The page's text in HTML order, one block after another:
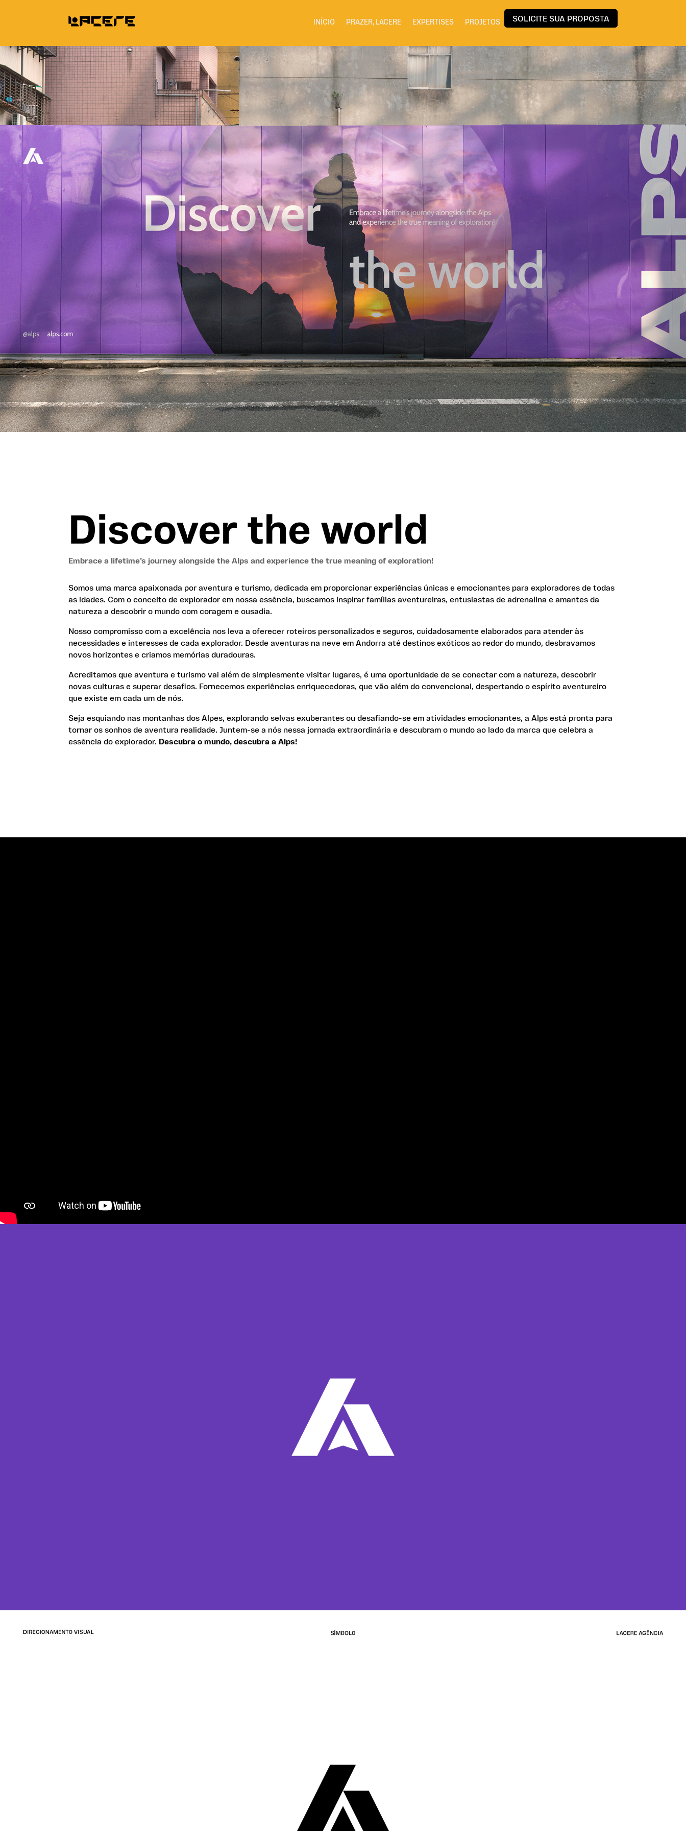
INÍCIO PRAZER, LACERE EXPERTISES PROJETOS SOLICITE SUA PROPOSTA
Discover the world
Embrace a lifetime’s journey alongside the Alps and experience the true meaning of exploration!
Somos uma marca apaixonada por aventura e turismo, dedicada em proporcionar experiências únicas e emocionantes para exploradores de todas
as idades. Com o conceito de explorador em nossa essência, buscamos inspirar famílias aventureiras, entusiastas de adrenalina e amantes da
natureza a descobrir o mundo com coragem e ousadia.
Nosso compromisso com a excelência nos leva a oferecer roteiros personalizados e seguros, cuidadosamente elaborados para atender às
necessidades e interesses de cada explorador. Desde aventuras na neve em Andorra até destinos exóticos ao redor do mundo, desbravamos
novos horizontes e criamos memórias duradouras.
Acreditamos que aventura e turismo vai além de simplesmente visitar lugares, é uma oportunidade de se conectar com a natureza, descobrir
novas culturas e superar desafios. Fornecemos experiências enriquecedoras, que vão além do convencional, despertando o espírito aventureiro
que existe em cada um de nós.
Seja esquiando nas montanhas dos Alpes, explorando selvas exuberantes ou desafiando-se em atividades emocionantes, a Alps está pronta para
tornar os sonhos de aventura realidade. Juntem-se a nós nessa jornada extraordinária e descubram o mundo ao lado da marca que celebra a
essência do explorador. Descubra o mundo, descubra a Alps!